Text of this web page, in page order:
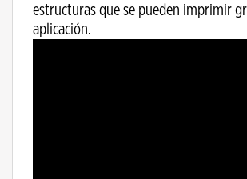
estructuras que se pueden imprimir
aplicación.